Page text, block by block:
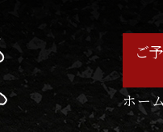
ご
ホー